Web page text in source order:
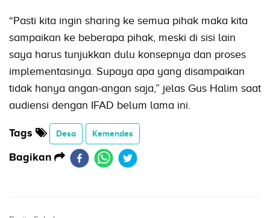
“Pasti kita ingin sharing ke semua pihak maka kita
sampaikan ke beberapa pihak, meski di sisi lain
saya harus tunjukkan dulu konsepnya dan proses
implementasinya. Supaya apa yang disampaikan
tidak hanya angan-angan saja,” jelas Gus Halim saat
audiensi dengan IFAD belum lama ini.
Tags Desa Kemendes
Bagikan